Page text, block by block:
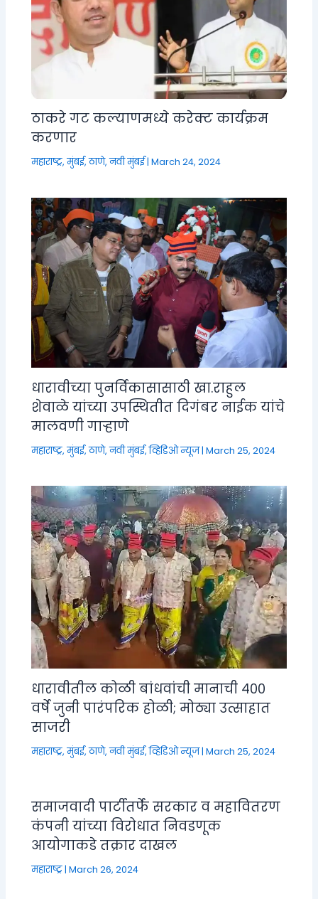
ठाकरे गट कल्याणमध्ये करेक्ट कार्यक्रम
करणार
महाराष्ट्र,मुंबई, ठाणे, नवी मुंबई|March 24, 2024
धारावीच्या पुनर्विकासासाठी खा.राहुल
शेवाळे यांच्या उपस्थितीत दिगंबर नाईक यांचे
मालवणी गाऱ्हाणे
महाराष्ट्र,मुंबई, ठाणे, नवी मुंबई,व्हिडिओ न्यूज|March 25, 2024
धारावीतील कोळी बांधवांची मानाची ४००
वर्षे जुनी पारंपरिक होळी; मोठ्या उत्साहात
साजरी
महाराष्ट्र,मुंबई, ठाणे, नवी मुंबई,व्हिडिओ न्यूज|March 25, 2024
समाजवादी पार्टीतर्फे सरकार व महावितरण
कंपनी यांच्या विरोधात निवडणूक
आयोगाकडे तक्रार दाखल
महाराष्ट्र|March 26, 2024